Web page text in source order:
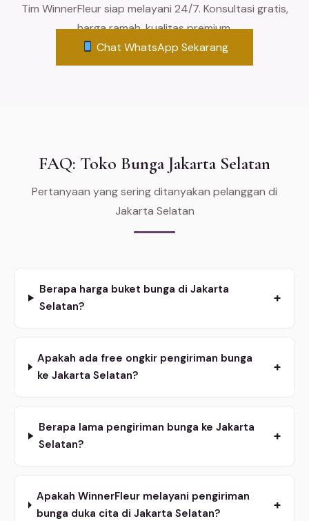
Tim WinnerFleur siap melayani 24/7. Konsultasi gratis,
harga ramah, kualitas premium.
Chat WhatsApp Sekarang
FAQ: Toko Bunga Jakarta Selatan
Pertanyaan yang sering ditanyakan pelanggan di
Jakarta Selatan
Berapa harga buket bunga di Jakarta
Selatan?
+
Apakah ada free ongkir pengiriman bunga
ke Jakarta Selatan?
+
Berapa lama pengiriman bunga ke Jakarta
Selatan?
+
Apakah WinnerFleur melayani pengiriman
bunga duka cita di Jakarta Selatan?
+